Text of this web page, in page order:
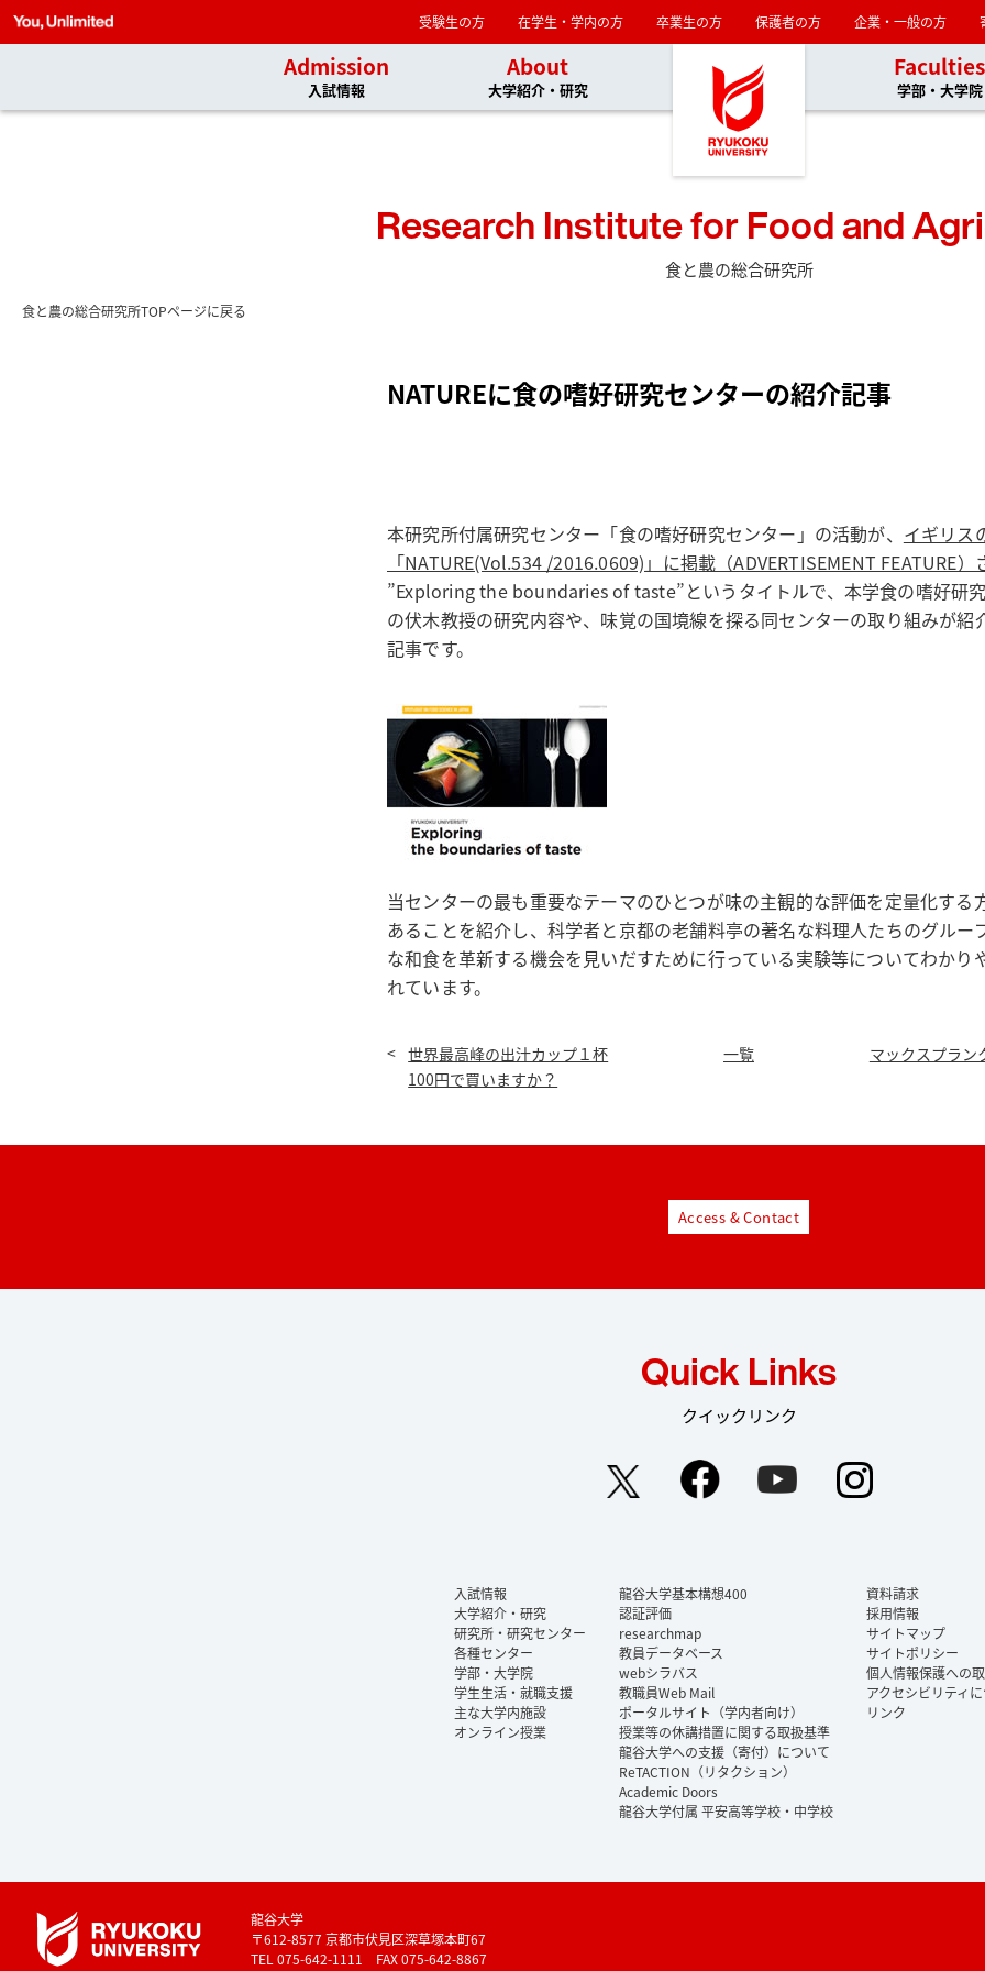
受験生の方 在学生・学内の方 卒業生の方 保護者の方 企業・一般の方
Admission
入試情報
About
大学紹介・研究
Faculties
学部・大学院
Research Institute for Food and
食と農の総合研究所
食と農の総合研究所TOPページに戻る
NATUREに食の嗜好研究センターの紹介記事
本研究所付属研究センター「食の嗜好研究センター」の活動が、 イギリス
「NATURE(Vol.534 /2016.0609)」に掲載（ADVERTISEMENT FEATURE）
”Exploring the boundaries of taste”というタイトルで、本学食の嗜好研
の伏木教授の研究内容や、味覚の国境線を探る同センターの取り組みが紹
記事です。
当センターの最も重要なテーマのひとつが味の主観的な評価を定量化する
あることを紹介し、科学者と京都の老舗料亭の著名な料理人たちのグルー
な和食を革新する機会を見いだすために行っている実験等についてわかり
れています。
世界最高峰の出汁カップ１杯
100円で買いますか？
一覧 マックスプラン
Access & Contact
Quick Links
クイックリンク
Twitter FacebookYouTube
入試情報
大学紹介・研究
研究所・研究センター
各種センター
学部・大学院
学生生活・就職支援
主な大学内施設
オンライン授業
龍谷大学基本構想400
認証評価
researchmap
教員データベース
webシラバス
教職員Web Mail
ポータルサイト（学内者向け）
授業等の休講措置に関する取扱基準
龍谷大学への支援（寄付）について
ReTACTION（リタクション）
Academic Doors
龍谷大学付属 平安高等学校・中学校
資料請求
採用情報
サイトマップ
サイトポリシー
個人情報保護への
アクセシビリティ
リンク
龍谷大学
〒612-8577 京都市伏見区深草塚本町67
TEL 075-642-1111 FAX 075-642-8867